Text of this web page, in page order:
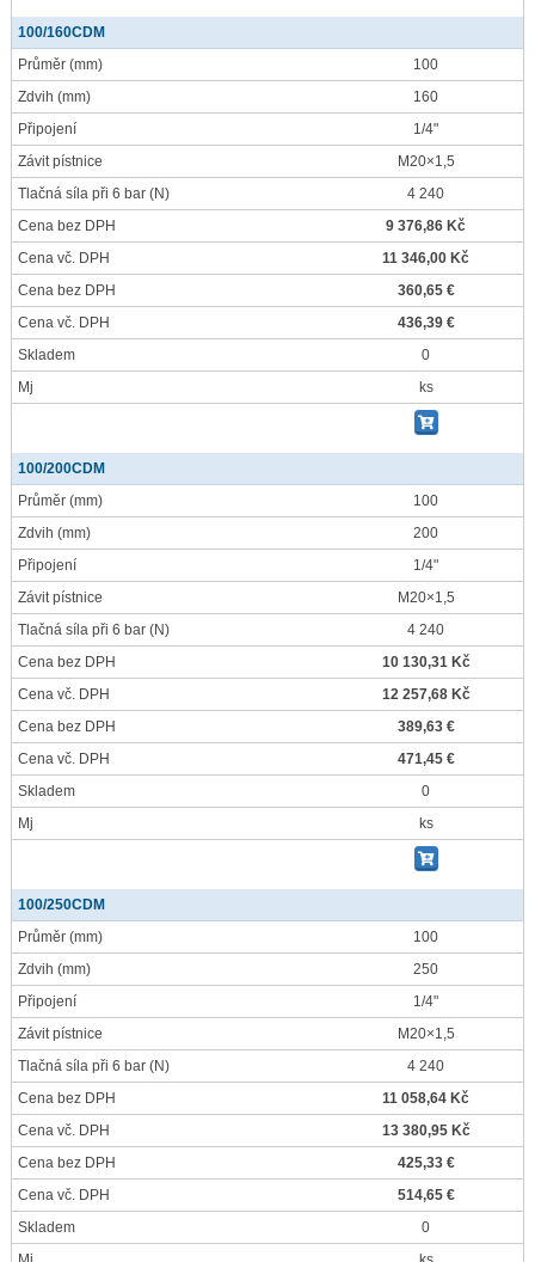
100/160CDM
Průměr (mm)
100
Zdvih (mm)
160
Připojení
1/4"
Závit pístnice
M20×1,5
Tlačná síla při 6 bar (N)
4 240
Cena bez DPH
9 376,86 Kč
Cena vč. DPH
11 346,00 Kč
Cena bez DPH
360,65 €
Cena vč. DPH
436,39 €
Skladem
0
Mj
ks
100/200CDM
Průměr (mm)
100
Zdvih (mm)
200
Připojení
1/4"
Závit pístnice
M20×1,5
Tlačná síla při 6 bar (N)
4 240
Cena bez DPH
10 130,31 Kč
Cena vč. DPH
12 257,68 Kč
Cena bez DPH
389,63 €
Cena vč. DPH
471,45 €
Skladem
0
Mj
ks
100/250CDM
Průměr (mm)
100
Zdvih (mm)
250
Připojení
1/4"
Závit pístnice
M20×1,5
Tlačná síla při 6 bar (N)
4 240
Cena bez DPH
11 058,64 Kč
Cena vč. DPH
13 380,95 Kč
Cena bez DPH
425,33 €
Cena vč. DPH
514,65 €
Skladem
0